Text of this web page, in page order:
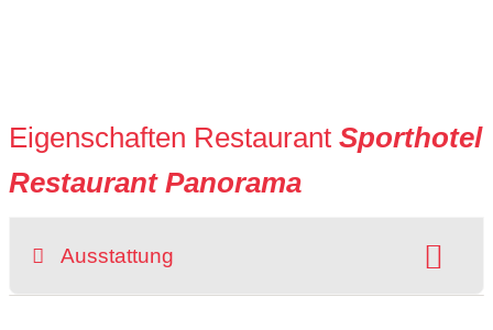
Eigenschaften Restaurant Sporthotel
Restaurant Panorama
Ausstattung